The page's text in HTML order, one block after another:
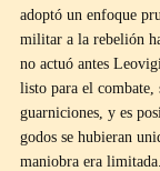
adoptó un enfoque
militar a la rebelión
no actuó antes
listo para el combate,
guarniciones, y es
godos se hubieran
maniobra era limitada.